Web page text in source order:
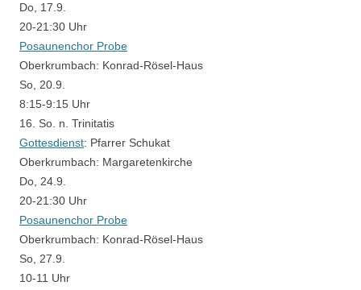
Do, 17.9.
20-21:30 Uhr
Posaunenchor Probe
Oberkrumbach: Konrad-Rösel-Haus
So, 20.9.
8:15-9:15 Uhr
16. So. n. Trinitatis
Gottesdienst: Pfarrer Schukat
Oberkrumbach: Margaretenkirche
Do, 24.9.
20-21:30 Uhr
Posaunenchor Probe
Oberkrumbach: Konrad-Rösel-Haus
So, 27.9.
10-11 Uhr